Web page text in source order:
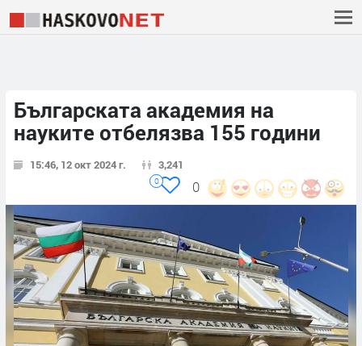
Българската академия на
науките отбелязва 155 години
15:46, 12 окт 2024 г. 3,241
0
0